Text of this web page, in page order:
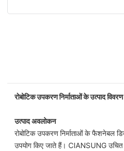
रोबोटिक उपकरण निर्माताओं के उत्पाद विवरण
उत्पाद अवलोकन
रोबोटिक उपकरण निर्माताओं के फैशनेबल
उपयोग किए जाते हैं। CIANSUNG उचित